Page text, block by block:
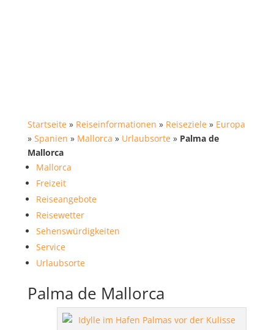
Startseite» Reiseinformationen » Reiseziele» Europa
» Spanien » Mallorca » Urlaubsorte» Palma de
Mallorca
Mallorca
Freizeit
Reiseangebote
Reisewetter
Sehenswürdigkeiten
Service
Urlaubsorte
Palma de Mallorca